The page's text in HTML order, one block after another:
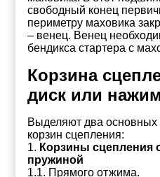
свободный конец
периметру маховика
– венец. Венец
бендикса стартера с
Корзина
диск или
Выделяют два основных
корзин сцепления:
1. Корзины сцепления
пружиной
1.1. Прямого отжима.